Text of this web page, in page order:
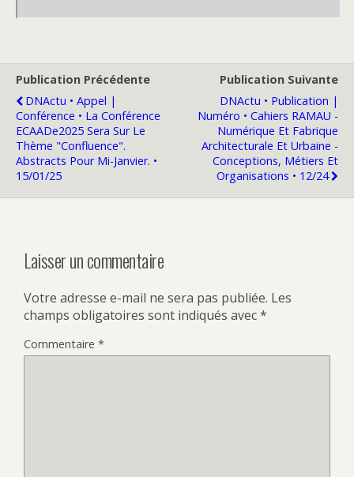
Publication Précédente
DNActu • Appel |
Conférence • La Conférence
ECAADe2025 Sera Sur Le
Thème "Confluence".
Abstracts Pour Mi-Janvier. •
15/01/25
Publication Suivante
DNActu • Publication |
Numéro • Cahiers RAMAU -
Numérique Et Fabrique
Architecturale Et Urbaine -
Conceptions, Métiers Et
Organisations • 12/24
Laisser un commentaire
Votre adresse e-mail ne sera pas publiée. Les
champs obligatoires sont indiqués avec*
Commentaire *